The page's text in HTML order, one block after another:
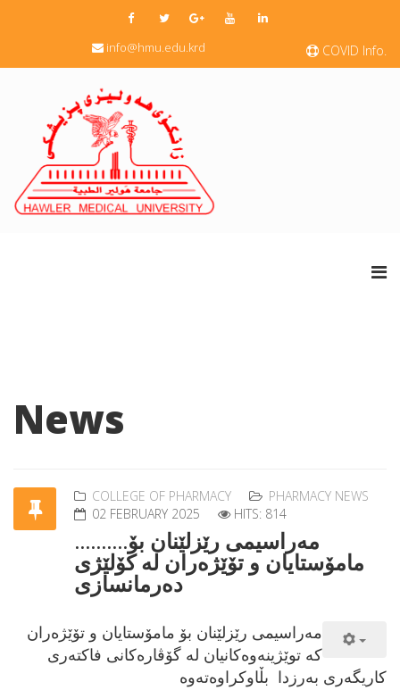
COVID Info.
info@hmu.edu.krd
News
COLLEGE OF PHARMACY
PHARMACY NEWS
02 FEBRUARY 2025
HITS: 814
..........مەراسیمی رێزلێنان بۆ
مامۆستایان و تۆێژەران لە کۆلێژی
دەرمانسازی
مەراسیمی رێزلێنان بۆ مامۆستایان و تۆێژەران
کە توێژینەوەکانیان لە گۆڤارەکانی فاکتەری
کاریگەری بەرزدا بڵاوکراوەتەوە